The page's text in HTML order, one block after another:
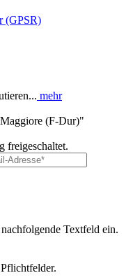
(GPSR)
mehr
(F-Dur)"
freigeschaltet.
Textfeld ein.